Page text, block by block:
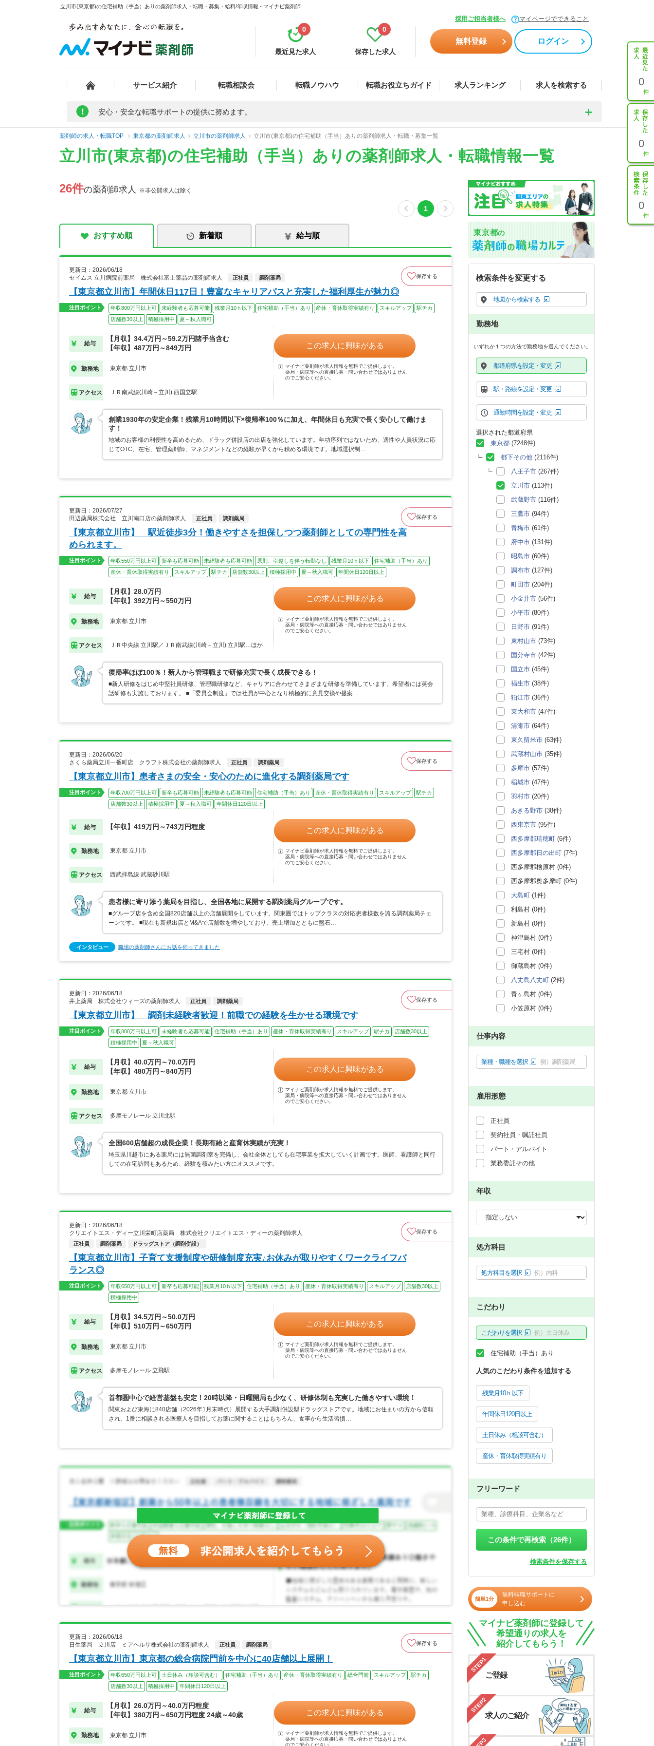
立川市(東京都)の住宅補助（手当）ありの薬剤師求人・転職・募集・給料/年収情報 - マイナビ薬剤師
採用ご担当者様へ マイページでできること
最近見た求人
0
保存した求人
0
無料登録 ログイン
サービス紹介 転職相談会 転職ノウハウ 転職お役立ちガイド 求人ランキング 求人を検索する 0
0
0
! 安心・安全な転職サポートの提供に努めます。
薬剤師の求人・転職TOP 東京都の薬剤師求人 立川市の薬剤師求人 立川市(東京都)の住宅補助（手当）ありの薬剤師求人・転職・募集一覧
立川市(東京都)の住宅補助（手当）ありの薬剤師求人・転職情報一覧
26件の薬剤師求人 ※非公開求人は除く
1
おすすめ順 新着順 給与順
更新日：2026/06/18
セイムス 立川病院前薬局 株式会社富士薬品の薬剤師求人
正社員 調剤薬局 保存する
【東京都立川市】年間休日117日！豊富なキャリアパスと充実した福利厚生が魅力◎
注目ポイント 年収800万円以上可 未経験者も応募可能 残業月10ｈ以下 住宅補助（手当）あり 産休・育休取得実績有り スキルアップ
駅チカ
店舗数30以上
積極採用中 夏～秋入職可
給与
【月収】34.4万円～59.2万円諸手当含む
【年収】487万円～849万円
勤務地 東京都 立川市
アクセス ＪＲ南武線(川崎－立川) 西国立駅
この求人に興味がある
マイナビ薬剤師が求人情報を無料でご提供します。
薬局・病院等への直接応募・問い合わせではありません
のでご安心ください。
創業1930年の安定企業！残業月10時間以下×復帰率100％に加え、年間休日も充実で長く安心して働けま
す！
地域のお客様の利便性を高めるため、ドラッグ併設店の出店を強化しています。年功序列ではないため、適性や人員状況に応
じてOTC、在宅、管理薬剤師、マネジメントなどの経験が早くから積める環境です。地域選択制…
更新日：2026/07/27
田辺薬局株式会社 立川南口店の薬剤師求人
正社員 調剤薬局 保存する
【東京都立川市】 駅近徒歩3分！働きやすさを担保しつつ薬剤師としての専門性を高
められます。
注目ポイント 年収550万円以上可 新卒も応募可能 未経験者も応募可能 原則、引越しを伴う転勤なし 残業月10ｈ以下
住宅補助（手当）あり
産休・育休取得実績有り
スキルアップ 駅チカ 店舗数30以上 積極採用中 夏～秋入職可 年間休日120日以上
給与
【月収】28.0万円
【年収】392万円～550万円
勤務地 東京都 立川市
アクセス ＪＲ中央線 立川駅／ＪＲ南武線(川崎－立川) 立川駅…ほか
この求人に興味がある
マイナビ薬剤師が求人情報を無料でご提供します。
薬局・病院等への直接応募・問い合わせではありません
のでご安心ください。
復帰率ほぼ100％！新人から管理職まで研修充実で長く成長できる！
■新人研修をはじめ中堅社員研修、管理職研修など、キャリアに合わせてさまざまな研修を準備しています。希望者には英会
話研修も実施しております。 ■「委員会制度」では社員が中心となり積極的に意見交換や提案…
更新日：2026/06/20
さくら薬局立川一番町店 クラフト株式会社の薬剤師求人
正社員 調剤薬局 保存する
【東京都立川市】患者さまの安全・安心のために進化する調剤薬局です
注目ポイント 年収700万円以上可 新卒も応募可能 未経験者も応募可能 住宅補助（手当）あり 産休・育休取得実績有り スキルアップ
駅チカ
店舗数30以上
積極採用中 夏～秋入職可 年間休日120日以上
給与 【年収】419万円～743万円程度
勤務地 東京都 立川市
アクセス 西武拝島線 武蔵砂川駅
この求人に興味がある
マイナビ薬剤師が求人情報を無料でご提供します。
薬局・病院等への直接応募・問い合わせではありません
のでご安心ください。
患者様に寄り添う薬局を目指し、全国各地に展開する調剤薬局グループです。
■グループ店を含め全国820店舗以上の店舗展開をしています。関東圏ではトップクラスの対応患者様数を誇る調剤薬局チェ
ーンです。 ■現在も新規出店とM&Aで店舗数を増やしており、売上増加とともに盤石…
インタビュー 職場の薬剤師さんにお話を伺ってきました
更新日：2026/06/18
井上薬局 株式会社ウィーズの薬剤師求人
正社員 調剤薬局 保存する
【東京都立川市】 調剤未経験者歓迎！前職での経験を生かせる環境です
注目ポイント 年収800万円以上可 未経験者も応募可能 住宅補助（手当）あり 産休・育休取得実績有り スキルアップ 駅チカ
店舗数30以上
積極採用中
夏～秋入職可
給与
【月収】40.0万円～70.0万円
【年収】480万円～840万円
勤務地 東京都 立川市
アクセス 多摩モノレール 立川北駅
この求人に興味がある
マイナビ薬剤師が求人情報を無料でご提供します。
薬局・病院等への直接応募・問い合わせではありません
のでご安心ください。
全国600店舗超の成長企業！長期有給と産育休実績が充実！
埼玉県川越市にある薬局には無菌調剤室を完備し、会社全体としても在宅事業を拡大していく計画です。医師、看護師と同行
しての在宅訪問もあるため、経験を積みたい方にオススメです。
更新日：2026/06/18
クリエイトエス・ディー立川栄町店薬局 株式会社クリエイトエス・ディーの薬剤師求人
正社員 調剤薬局 ドラッグストア（調剤併設）
保存する
【東京都立川市】子育て支援制度や研修制度充実♪お休みが取りやすくワークライフバ
ランス◎
注目ポイント 年収650万円以上可 新卒も応募可能 残業月10ｈ以下 住宅補助（手当）あり 産休・育休取得実績有り スキルアップ
店舗数30以上
積極採用中
給与
【月収】34.5万円～50.0万円
【年収】510万円～650万円
勤務地 東京都 立川市
アクセス 多摩モノレール 立飛駅
この求人に興味がある
マイナビ薬剤師が求人情報を無料でご提供します。
薬局・病院等への直接応募・問い合わせではありません
のでご安心ください。
首都圏中心で経営基盤も安定！20時以降・日曜開局も少なく、研修体制も充実した働きやすい環境！
関東および東海に840店舗（2026年1月末時点）展開する大手調剤併設型ドラッグストアです。地域にお住まいの方から信頼
され、1番に相談される医療人を目指してお薬に関することはもちろん、食事から生活習慣…
更新日：2026/06/18
日生薬局 立川店 ミアヘルサ株式会社の薬剤師求人
正社員 調剤薬局 保存する
【東京都立川市】東京都の総合病院門前を中心に40店舗以上展開！
注目ポイント 年収650万円以上可 土日休み（相談可含む） 住宅補助（手当）あり 産休・育休取得実績有り 総合門前 スキルアップ
駅チカ
店舗数30以上
積極採用中 年間休日120日以上
給与
【月収】26.0万円～40.0万円程度
【年収】380万円～650万円程度 24歳～40歳
勤務地 東京都 立川市
この求人に興味がある
マイナビ薬剤師が求人情報を無料でご提供します。
薬局・病院等への直接応募・問い合わせではありません
のでご安心ください。
東京都の
検索条件を変更する
地図から検索する
勤務地
いずれか１つの方法で勤務地を選んでください。
都道府県を設定・変更
駅・路線を設定・変更
通勤時間を設定・変更
選択された都道府県
東京都 (7248件)
都下その他 (2116件)
八王子市 (267件)
立川市 (113件)
武蔵野市 (116件)
三鷹市 (94件)
青梅市 (61件)
府中市 (131件)
昭島市 (60件)
調布市 (127件)
町田市 (204件)
小金井市 (56件)
小平市 (80件)
日野市 (91件)
東村山市 (73件)
国分寺市 (42件)
国立市 (45件)
福生市 (38件)
狛江市 (36件)
東大和市 (47件)
清瀬市 (64件)
東久留米市 (63件)
武蔵村山市 (35件)
多摩市 (57件)
稲城市 (47件)
羽村市 (20件)
あきる野市 (38件)
西東京市 (95件)
西多摩郡瑞穂町 (6件)
西多摩郡日の出町 (7件)
西多摩郡檜原村 (0件)
西多摩郡奥多摩町 (0件)
大島町 (1件)
利島村 (0件)
新島村 (0件)
神津島村 (0件)
三宅村 (0件)
御蔵島村 (0件)
八丈島八丈町 (2件)
青ヶ島村 (0件)
小笠原村 (0件)
仕事内容
業種・職種を選択 例）調剤薬局
雇用形態
正社員
契約社員・嘱託社員
パート・アルバイト
業務委託その他
年収
処方科目
処方科目を選択 例）内科
こだわり
こだわりを選択 例）土日休み
住宅補助（手当）あり
人気のこだわり条件を追加する
残業月10ｈ以下
年間休日120日以上
土日休み（相談可含む）
産休・育休取得実績有り
フリーワード
この条件で再検索（26件）
検索条件を保存する
簡単1分
無料転職サポートに
申し込む
マイナビ薬剤師に登録して
希望通りの求人を
紹介してもらう！
STEP1
ご登録
STEP2
求人のご紹介